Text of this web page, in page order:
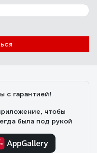
с гарантией!
чтобы
была под рукой